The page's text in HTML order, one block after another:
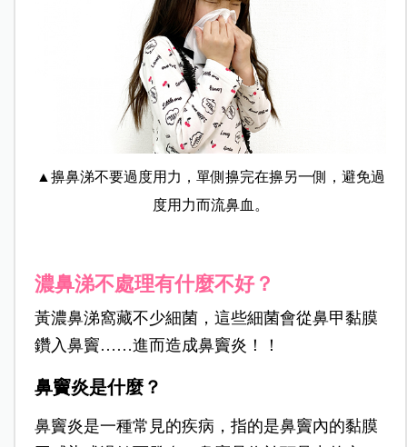
▲擤鼻涕不要過度用力，單側擤完在擤另一側，避免過
度用力而流鼻血。
濃鼻涕不處理有什麼不好？
黃濃鼻涕窩藏不少細菌，這些細菌會從鼻甲黏膜
鑽入鼻竇……進而造成鼻竇炎！！
鼻竇炎是什麼？
鼻竇炎是一種常見的疾病，指的是鼻竇內的黏膜